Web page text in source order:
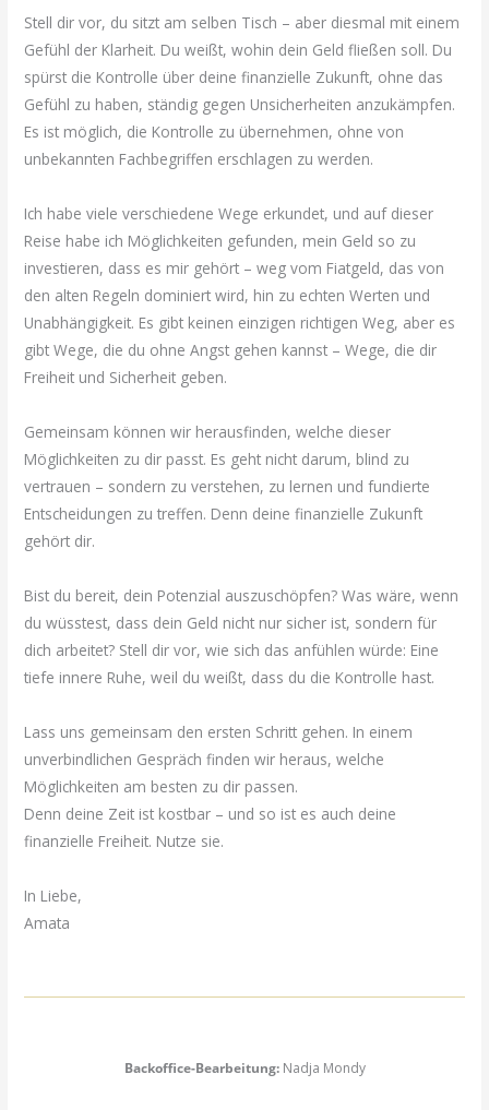
Stell dir vor, du sitzt am selben Tisch – aber diesmal mit einem
Gefühl der Klarheit. Du weißt, wohin dein Geld fließen soll. Du
spürst die Kontrolle über deine finanzielle Zukunft, ohne das
Gefühl zu haben, ständig gegen Unsicherheiten anzukämpfen.
Es ist möglich, die Kontrolle zu übernehmen, ohne von
unbekannten Fachbegriffen erschlagen zu werden.
Ich habe viele verschiedene Wege erkundet, und auf dieser
Reise habe ich Möglichkeiten gefunden, mein Geld so zu
investieren, dass es mir gehört – weg vom Fiatgeld, das von
den alten Regeln dominiert wird, hin zu echten Werten und
Unabhängigkeit. Es gibt keinen einzigen richtigen Weg, aber es
gibt Wege, die du ohne Angst gehen kannst – Wege, die dir
Freiheit und Sicherheit geben.
Gemeinsam können wir herausfinden, welche dieser
Möglichkeiten zu dir passt. Es geht nicht darum, blind zu
vertrauen – sondern zu verstehen, zu lernen und fundierte
Entscheidungen zu treffen. Denn deine finanzielle Zukunft
gehört dir.
Bist du bereit, dein Potenzial auszuschöpfen? Was wäre, wenn
du wüsstest, dass dein Geld nicht nur sicher ist, sondern für
dich arbeitet? Stell dir vor, wie sich das anfühlen würde: Eine
tiefe innere Ruhe, weil du weißt, dass du die Kontrolle hast.
Lass uns gemeinsam den ersten Schritt gehen. In einem
unverbindlichen Gespräch finden wir heraus, welche
Möglichkeiten am besten zu dir passen.
Denn deine Zeit ist kostbar – und so ist es auch deine
finanzielle Freiheit. Nutze sie.
In Liebe,
Amata
Backoffice-Bearbeitung: Nadja Mondy